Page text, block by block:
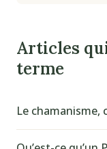
Articles
terme
Le chamanisme,